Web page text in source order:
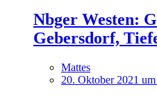
Nbger Westen:
Gebersdorf,
Mattes
20. Oktober 2021